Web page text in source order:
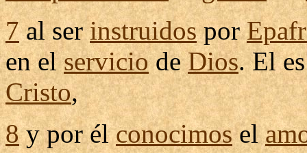
7al serinstruidospor
en elserviciodeDios. El
Cristo,
8y por élconocimosel